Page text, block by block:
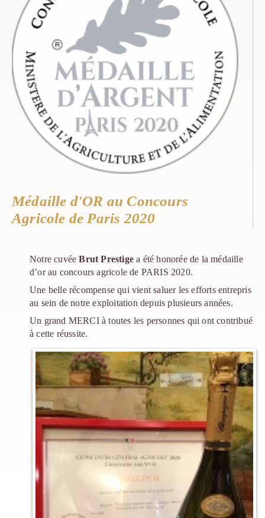
Médaille d'OR au Concours
Agricole de Paris 2020
Notre cuvéeBrut Prestige a été honorée de la médaille
d’or au concours agricole de PARIS 2020.
Une belle récompense qui vient saluer les efforts entrepris
au sein de notre exploitation depuis plusieurs années.
Un grand MERCI à toutes les personnes qui ont contribué
à cette réussite.